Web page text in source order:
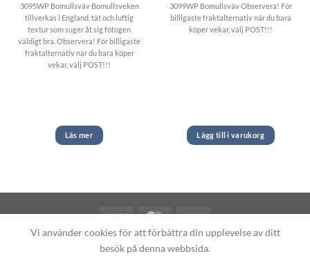
3095WP Bomullsväv Bomullsveken
tillverkas i England, tät och luftig
textur som suger åt sig fotogen
väldigt bra. Observera! För billigaste
fraktalternativ när du bara köper
vekar, välj POST!!!
Läs mer
3099WP Bomullsväv Observera! För
billigaste fraktalternativ när du bara
köper vekar, välj POST!!!
Lägg till i varukorg
Fotogenlampor.se
Vi använder cookies för att förbättra din upplevelse av ditt
besök på denna webbsida.